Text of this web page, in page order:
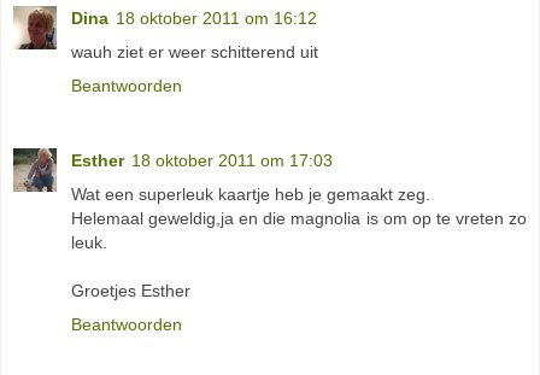
Dina 18 oktober 2011 om 16:12
wauh ziet er weer schitterend uit
Beantwoorden
Esther 18 oktober 2011 om 17:03
Wat een superleuk kaartje heb je gemaakt zeg.
Helemaal geweldig,ja en die magnolia is om op te vreten zo
leuk.
Groetjes Esther
Beantwoorden